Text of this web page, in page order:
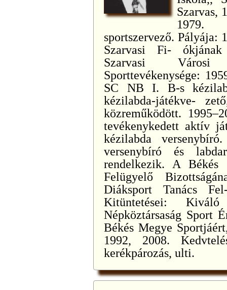
Szarvas,
1979.
sportszervező. Pályája:
Szarvasi Fi-
Szarvasi Városi
Sporttevékenysége:
SC NB I. B-s
kézilabda-játékve-
közreműködött.
tevékenykedett aktív
kézilabda
versenybíró és
rendelkezik. A Békés
Felügyelő
Diáksport Tanács
Kitüntetései:
Népköztársaság Sport
Békés Megye
1992, 2008.
kerékpározás, ulti.